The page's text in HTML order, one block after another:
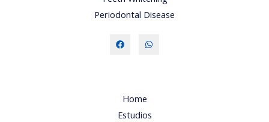
Periodontal Disease​
Home
Estudios